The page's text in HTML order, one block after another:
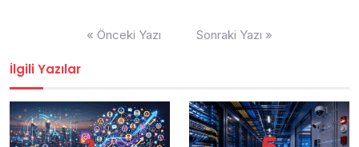
« Önceki Yazı Sonraki Yazı »
İlgili Yazılar